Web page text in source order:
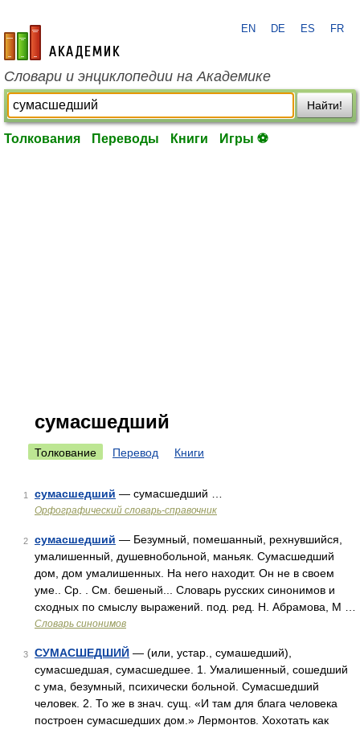
academic.ru
EN DE ES FR
Словари и энциклопедии на Академике
Найти!
Толкования Переводы Книги Игры ⚽
сумасшедший
Толкование Перевод Книги
1 сумасшедший — сумасшедший …
Орфографический словарь-справочник
2 сумасшедший — Безумный, помешанный, рехнувшийся,
умалишенный, душевнобольной, маньяк. Сумасшедший
дом, дом умалишенных. На него находит. Он не в своем
уме.. Ср. . См. бешеный... Словарь русских синонимов и
сходных по смыслу выражений. под. ред. Н. Абрамова, М …
Словарь синонимов
3 СУМАСШЕДШИЙ — (или, устар., сумашедший),
сумасшедшая, сумасшедшее. 1. Умалишенный, сошедший
с ума, безумный, психически больной. Сумасшедший
человек. 2. То же в знач. сущ. «И там для блага человека
построен сумасшедших дом.» Лермонтов. Хохотать как